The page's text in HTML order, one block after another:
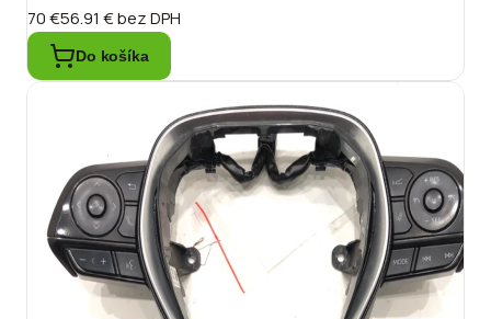
70 €56.91 €bez DPH
Do košíka